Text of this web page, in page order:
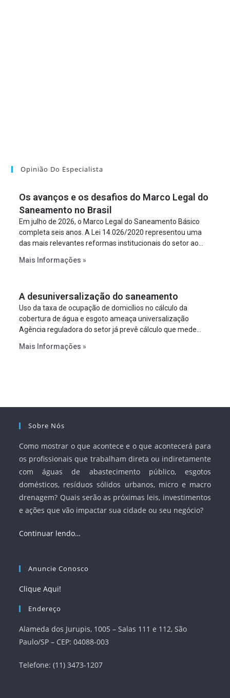
Opinião Do Especialista
Os avanços e os desafios do Marco Legal do
Saneamento no Brasil
Em julho de 2026, o Marco Legal do Saneamento Básico
completa seis anos. A Lei 14.026/2020 representou uma
das mais relevantes reformas institucionais do setor ao
serviços, ampliar a participação da iniciativa privada,
à segurança jurídica dos contratos.
Mais Informações »
A desuniversalização do saneamento
Uso da taxa de ocupação de domicílios no cálculo da
cobertura de água e esgoto ameaça universalização
Agência reguladora do setor já prevê cálculo que mede
Mais Informações »
Sobre Nós
Como mostrar o que acontece e o que acontecerá para
os profissionais que trabalham direta ou indiretamente
com águas de abastecimento público, esgotos
domésticos, resíduos sólidos urbanos, micro e macro
drenagem? Quais serão as próximas leis, investimentos
e ações que vão impactar sua cidade ou seu negócio?
Continuar lendo…
Anuncie Conosco
Clique Aqui!
Endereço
Alameda dos Jurupis, 1005 – Salas 111 e 112, São
Paulo/SP – CEP: 04088-003
Telefone: (11) 3473-1207